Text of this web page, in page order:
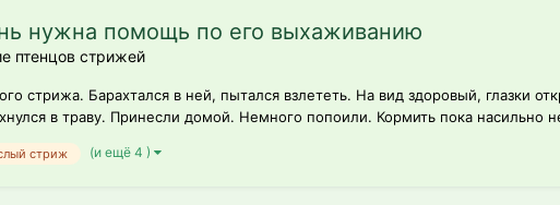
нужна помощь по его выхаживанию
птенцов стрижей
стрижа. Барахтался в ней, пытался взлететь. На вид здоровый, глазки
в траву. Принесли домой. Немного попоили. Кормить пока насильно
стриж (и ещё 4 )